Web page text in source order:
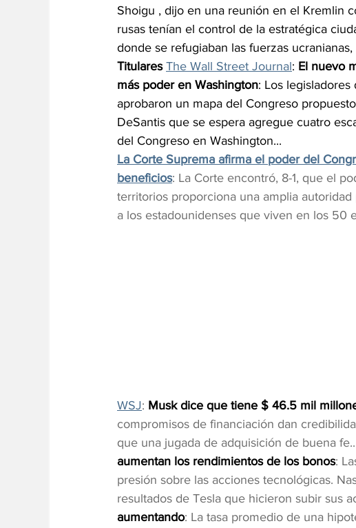
Shoigu , dijo en una reunión en el Kremlin
rusas tenían el control de la estratégica
donde se refugiaban las fuerzas
Titulares The Wall Street Journal: El nuevo
más poder en Washington: Los
aprobaron un mapa del Congreso
DeSantis que se espera agregue cuatro
del Congreso en Washington...
La Corte Suprema afirma el poder del
beneficios: La Corte encontró, 8-1, que el
territorios proporciona una amplia
a los estadounidenses que viven en los 50
WSJ: Musk dice que tiene $ 46.5 mil
compromisos de financiación dan
que una jugada de adquisición de buena
aumentan los rendimientos de los bonos:
presión sobre las acciones tecnológicas.
resultados de Tesla que hicieron subir sus
aumentando: La tasa promedio de una